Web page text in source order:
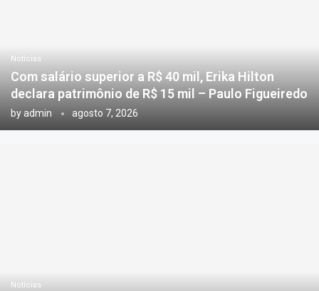
Notícias
Com salário superior a R$ 40 mil, Erika Hilton
declara patrimônio de R$ 15 mil – Paulo Figueiredo
byadmin agosto 7, 2026
Notícias